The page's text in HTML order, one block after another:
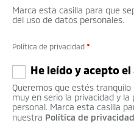
Marca esta casilla para que
del uso de datos personales.
Política de privacidad *
He leído y acepto
Queremos que estés
muy en serio la privacidad y
personal. Marca esta casilla
nuestra Política de privacidad